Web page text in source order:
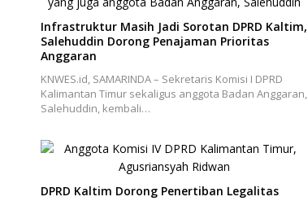
Infrastruktur Masih Jadi Sorotan DPRD Kaltim,
Salehuddin Dorong Penajaman Prioritas
Anggaran
KNWES.id, SAMARINDA – Sekretaris Komisi I DPRD
Kalimantan Timur sekaligus anggota Badan Anggaran,
Salehuddin, kembali…
DPRD Kaltim Dorong Penertiban Legalitas